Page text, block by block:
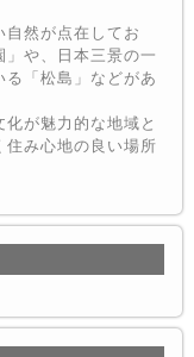
然が点在してお
」や、日本三景の一
「松島」などがあ
が魅力的な地域と
住み心地の良い場所